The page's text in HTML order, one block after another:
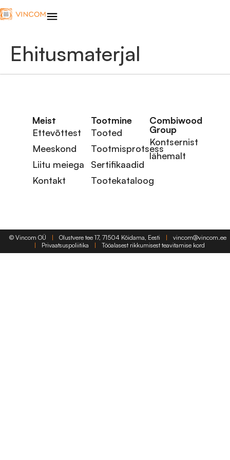
Ehitusmaterjal
Meist
Ettevõttest
Meeskond
Liitu meiega
Kontakt
Tootmine
Tooted
Tootmisprotsess
Sertifikaadid
Tootekataloog
Combiwood
Group
Kontsernist
lähemalt
© Vincom OÜ | Olustvere tee 17, 71504 Kõidama, Eesti |
vincom@vincom.ee
|
Privaatsuspoliitika | Tööalasest rikkumisest teavitamise kord